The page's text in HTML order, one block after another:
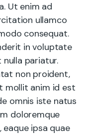
Ut enim ad
ullamco
consequat.
in voluptate
pariatur.
non proident,
mollit anim id est
omnis iste natus
doloremque
ipsa quae